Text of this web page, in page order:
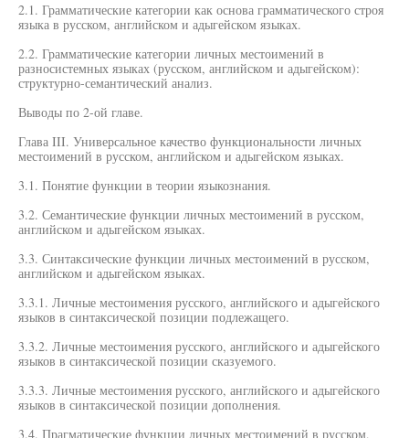
2.1. Грамматические категории как основа грамматического строя
языка в русском, английском и адыгейском языках.
2.2. Грамматические категории личных местоимений в
разносистемных языках (русском, английском и адыгейском):
структурно-семантический анализ.
Выводы по 2-ой главе.
Глава III. Универсальное качество функциональности личных
местоимений в русском, английском и адыгейском языках.
3.1. Понятие функции в теории языкознания.
3.2. Семантические функции личных местоимений в русском,
английском и адыгейском языках.
3.3. Синтаксические функции личных местоимений в русском,
английском и адыгейском языках.
3.3.1. Личные местоимения русского, английского и адыгейского
языков в синтаксической позиции подлежащего.
3.3.2. Личные местоимения русского, английского и адыгейского
языков в синтаксической позиции сказуемого.
3.3.3. Личные местоимения русского, английского и адыгейского
языков в синтаксической позиции дополнения.
3.4. Прагматические функции личных местоимений в русском,